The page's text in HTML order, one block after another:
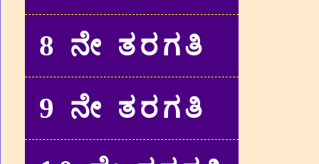
8 ನೇ ತರಗತಿ
9 ನೇ ತರಗತಿ